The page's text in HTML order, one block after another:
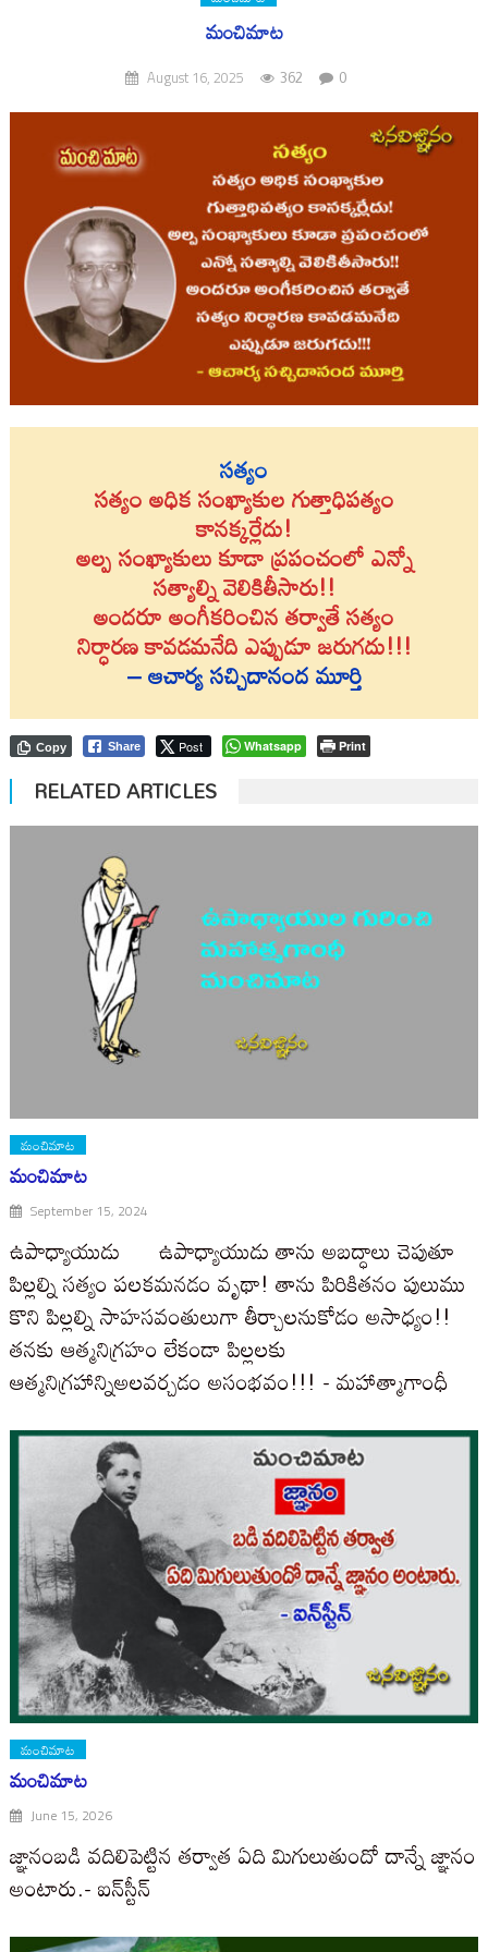
మంచిమాట
August 16, 2025 362 0
సత్యం
సత్యం అధిక సంఖ్యాకుల గుత్తాధిపత్యం
కానక్కర్లేదు!
అల్ప సంఖ్యాకులు కూడా ప్రపంచంలో ఎన్నో
సత్యాల్ని వెలికితీసారు!!
అందరూ అంగీకరించిన తర్వాతే సత్యం
నిర్ధారణ కావడమనేది ఎప్పుడూ జరుగదు!!!
– ఆచార్య సచ్చిదానంద మూర్తి
Share Post Whatsapp
Copy Print
RELATED ARTICLES
మంచిమాట
మంచిమాట
September 15, 2024
ఉపాధ్యాయుడు ఉపాధ్యాయుడు తాను అబద్ధాలు చెపుతూ
పిల్లల్ని సత్యం పలకమనడం వృథా! తాను పిరికితనం పులుము
కొని పిల్లల్ని సాహసవంతులుగా తీర్చాలనుకోడం అసాధ్యం!!
తనకు ఆత్మనిగ్రహం లేకండా పిల్లలకు
ఆత్మనిగ్రహాన్నిఅలవర్చడం అసంభవం!!! - మహాత్మాగాంధీ
మంచిమాట
మంచిమాట
June 15, 2026
జ్ఞానంబడి వదిలిపెట్టిన తర్వాత ఏది మిగులుతుందో దాన్నే జ్ఞానం
అంటారు.- ఐన్​స్టీన్